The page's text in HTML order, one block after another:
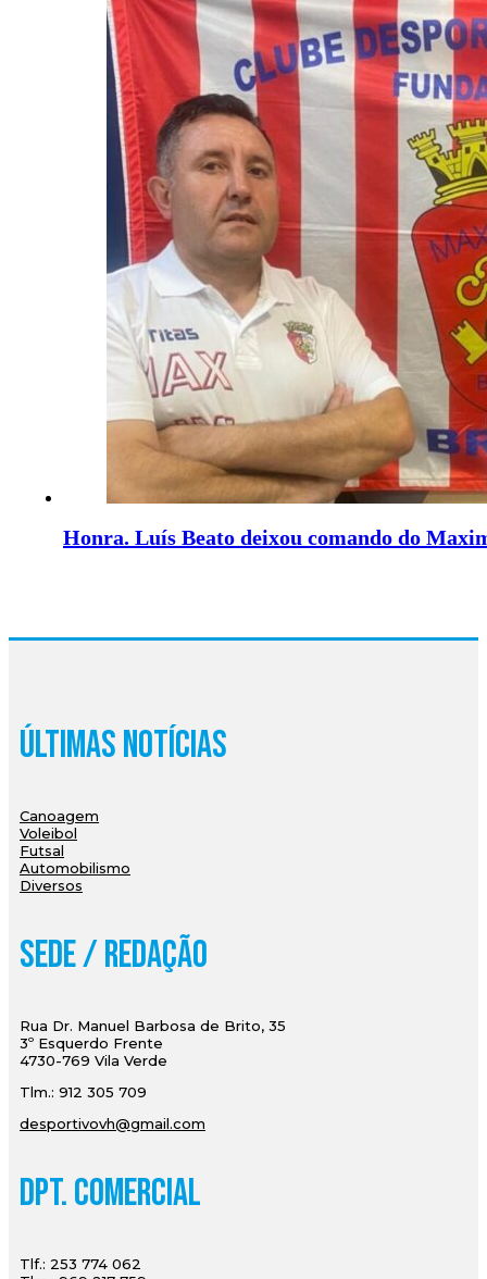
Honra. Luís Beato deixou comando do
Últimas Notícias
Canoagem
Voleibol
Futsal
Automobilismo
Diversos
Sede / Redação
Rua Dr. Manuel Barbosa de Brito, 35
3º Esquerdo Frente
4730-769 Vila Verde
Tlm.: 912 305 709
desportivovh@gmail.com
Dpt. Comercial
Tlf.: 253 774 062